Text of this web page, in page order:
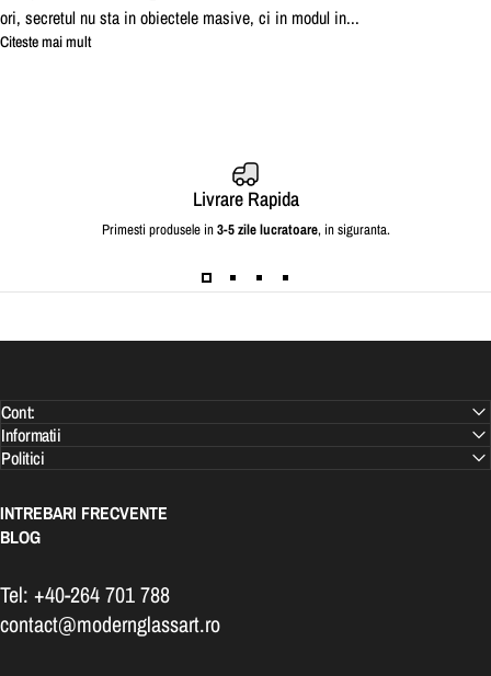
ori, secretul nu sta in obiectele masive, ci in modul in...
Citeste mai multdespre Cum sa transformi lumina in arta: De ce sticla decorativa este
Livrare Rapida
Primesti produsele in3-5 zile lucratoare, in siguranta.
Cont:
Informatii
Politici
INTREBARI FRECVENTE
BLOG
Tel: +40-264 701 788
contact@modernglassart.ro